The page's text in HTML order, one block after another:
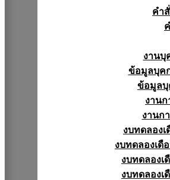
คำ
งานบุ
ข้อมูลบุค
ข้อมูลบุ
งานก
งานก
งบทดลอง
งบทดลองเดื
งบทดลองเ
งบทดลองเ